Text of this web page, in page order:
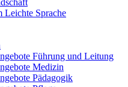
Leichte Sprache
Führung und Leitung
Medizin
Pädagogik